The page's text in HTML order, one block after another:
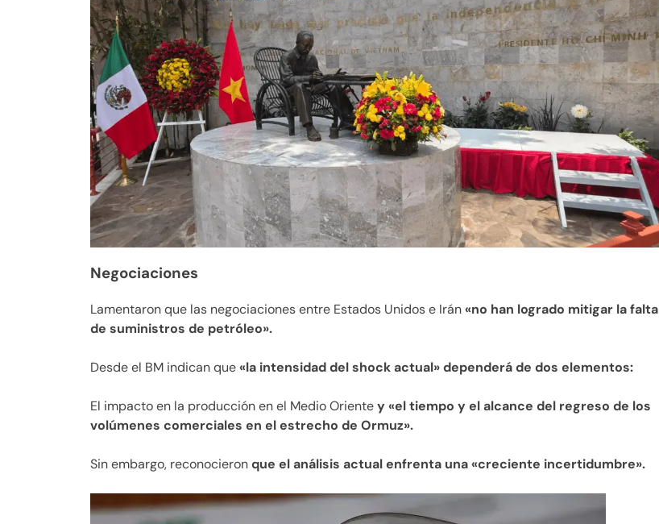
Negociaciones
Lamentaron que las negociaciones entre Estados Unidos e Irán«no han logrado mitigar la falta
de suministros de petróleo».
Desde el BM indican que«la intensidad del shock actual» dependerá de dos elementos:
El impacto en la producción en el Medio Orientey «el tiempo y el alcance del regreso de los
volúmenes comerciales en el estrecho de Ormuz».
Sin embargo, reconocieronque el análisis actual enfrenta una «creciente incertidumbre».